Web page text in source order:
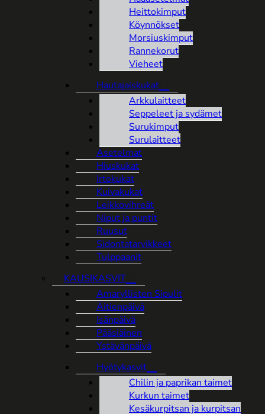
Heittokimput
Köynnökset
Morsiuskimput
Rannekorut
Vieheet
Hautajaiskukat
Arkkulaitteet
Seppeleet ja sydämet
Surukimput
Surulaitteet
Asetelmat
Hiuskukat
Irtokukat
Kuivakukat
Leikkovihreät
Niput ja puntit
Ruusut
Sidontatarvikkeet
Tulppaanit
KAUSIKASVIT
Amaryllisten Sipulit
Äitienpäivä
Isänpäivä
Pääsiäinen
Ystävänpäivä
Hyötykasvit
Chilin ja paprikan taimet
Kurkun taimet
Kesäkurpitsan ja kurpitsan